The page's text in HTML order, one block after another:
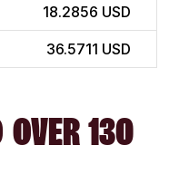
18.2856 USD
36.5711 USD
OVER 130